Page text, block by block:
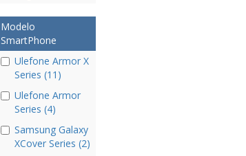
Modelo
SmartPhone
Ulefone Armor X
Series (11)
Ulefone Armor
Series (4)
Samsung Galaxy
XCover Series (2)